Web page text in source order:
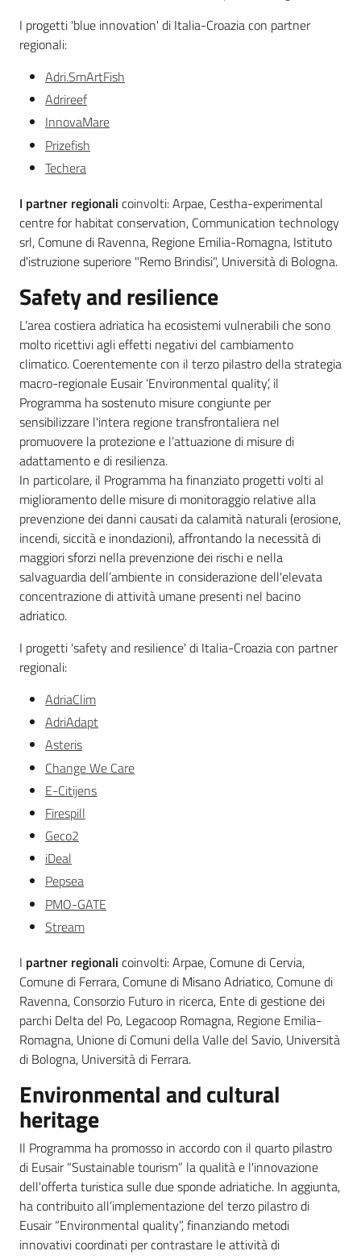
I progetti 'blue innovation' di Italia-Croazia con partner
regionali:
Adri.SmArtFish
Adrireef
InnovaMare
Prizefish
Techera
I partner regionali coinvolti: Arpae, Cestha-experimental
centre for habitat conservation, Communication technology
srl, Comune di Ravenna, Regione Emilia-Romagna, Istituto
d'istruzione superiore "Remo Brindisi", Università di Bologna.
Safety and resilience
L'area costiera adriatica ha ecosistemi vulnerabili che sono
molto ricettivi agli effetti negativi del cambiamento
climatico. Coerentemente con il terzo pilastro della strategia
macro-regionale Eusair ‘Environmental quality’, il
Programma ha sostenuto misure congiunte per
sensibilizzare l'intera regione transfrontaliera nel
promuovere la protezione e l’attuazione di misure di
adattamento e di resilienza.
In particolare, il Programma ha finanziato progetti volti al
miglioramento delle misure di monitoraggio relative alla
prevenzione dei danni causati da calamità naturali (erosione,
incendi, siccità e inondazioni), affrontando la necessità di
maggiori sforzi nella prevenzione dei rischi e nella
salvaguardia dell’ambiente in considerazione dell'elevata
concentrazione di attività umane presenti nel bacino
adriatico.
I progetti 'safety and resilience' di Italia-Croazia con partner
regionali:
AdriaClim
AdriAdapt
Asteris
Change We Care
E-Citijens
Firespill
Geco2
iDeal
Pepsea
PMO-GATE
Stream
I partner regionali coinvolti: Arpae, Comune di Cervia,
Comune di Ferrara, Comune di Misano Adriatico, Comune di
Ravenna, Consorzio Futuro in ricerca, Ente di gestione dei
parchi Delta del Po, Legacoop Romagna, Regione Emilia-
Romagna, Unione di Comuni della Valle del Savio, Università
di Bologna, Università di Ferrara.
Environmental and cultural
heritage
Il Programma ha promosso in accordo con il quarto pilastro
di Eusair “Sustainable tourism” la qualità e l'innovazione
dell'offerta turistica sulle due sponde adriatiche. In aggiunta,
ha contribuito all’implementazione del terzo pilastro di
Eusair “Environmental quality”, finanziando metodi
innovativi coordinati per contrastare le attività di